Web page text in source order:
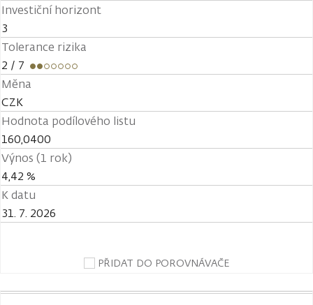
Investiční horizont
3
Tolerance rizika
2 / 7
Měna
CZK
Hodnota podílového listu
160,0400
Výnos (1 rok)
4,42 %
K datu
31. 7. 2026
PŘIDAT DO POROVNÁVAČE